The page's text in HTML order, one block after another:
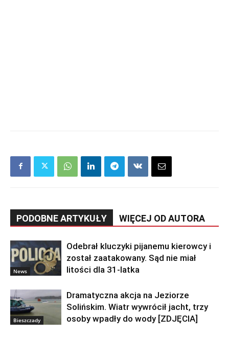
PODOBNE ARTYKUŁY WIĘCEJ OD AUTORA
News
Odebrał kluczyki pijanemu kierowcy i
został zaatakowany. Sąd nie miał
litości dla 31-latka
Bieszczady
Dramatyczna akcja na Jeziorze
Solińskim. Wiatr wywrócił jacht, trzy
osoby wpadły do wody [ZDJĘCIA]